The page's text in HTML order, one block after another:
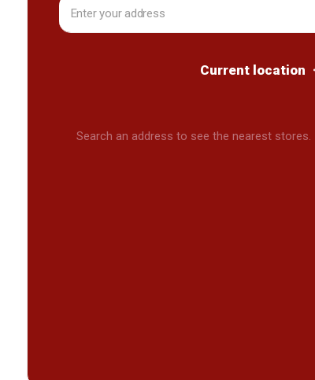
Current location
Search an address to see the nearest stores.